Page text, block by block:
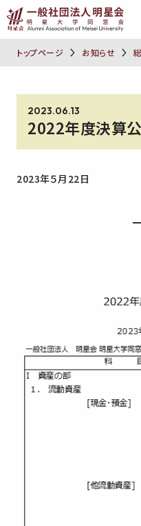
トップページ お知らせ
2023.06.13
2022年度決算
2023年５月22日